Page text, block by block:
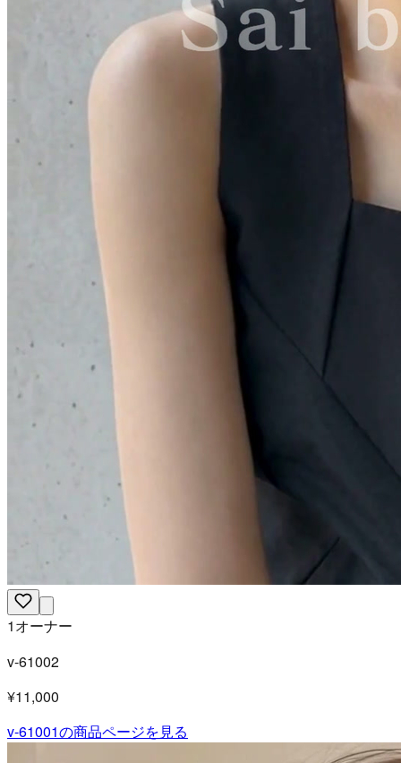
1オーナー
v-61002
¥11,000
v-61001の商品ページを見る